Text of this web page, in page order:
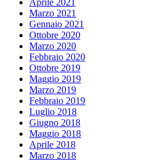
Aprile 2021
Marzo 2021
Gennaio 2021
Ottobre 2020
Marzo 2020
Febbraio 2020
Ottobre 2019
Maggio 2019
Marzo 2019
Febbraio 2019
Luglio 2018
Giugno 2018
Maggio 2018
Aprile 2018
Marzo 2018